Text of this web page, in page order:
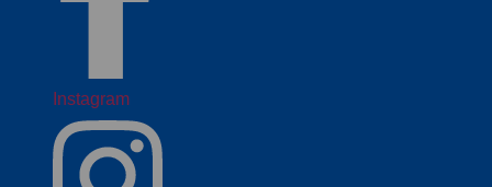
Instagram